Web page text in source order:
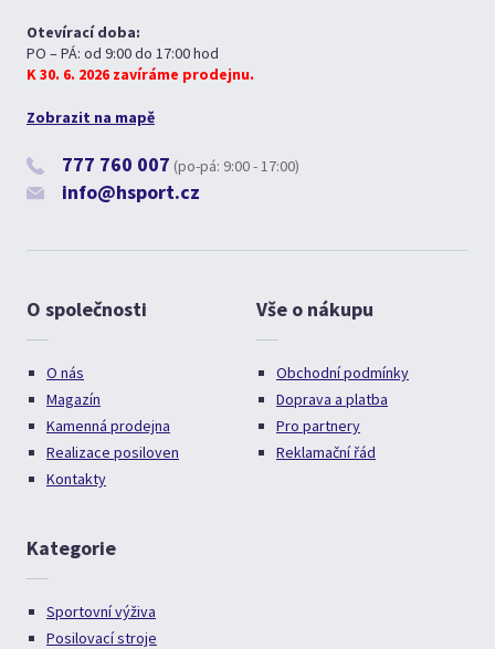
Otevírací doba:
PO – PÁ: od 9:00 do 17:00 hod
K 30. 6. 2026 zavíráme prodejnu.
Zobrazit na mapě
777 760 007 (po-pá: 9:00 - 17:00)
info@hsport.cz
O společnosti
O nás
Magazín
Kamenná prodejna
Realizace posiloven
Kontakty
Vše o nákupu
Obchodní podmínky
Doprava a platba
Pro partnery
Reklamační řád
Kategorie
Sportovní výživa
Posilovací stroje